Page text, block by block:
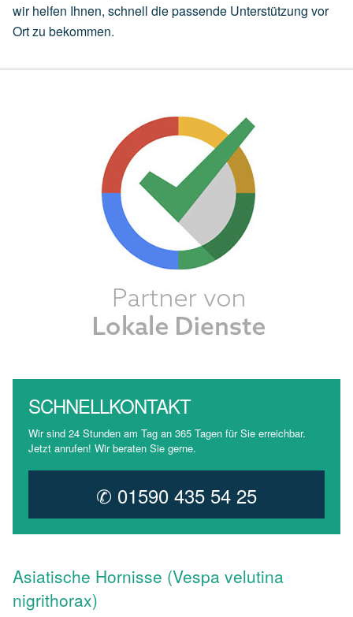
wir helfen Ihnen, schnell die passende Unterstützung vor
Ort zu bekommen.
SCHNELLKONTAKT
Wir sind 24 Stunden am Tag an 365 Tagen für Sie erreichbar.
Jetzt anrufen! Wir beraten Sie gerne.
✆ 01590 435 54 25
Asiatische Hornisse (Vespa velutina
nigrithorax)